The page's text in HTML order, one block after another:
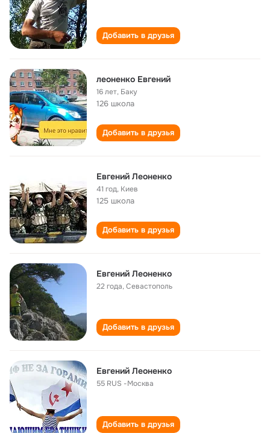
Добавить в друзья
леоненко Евгений
16 лет, Баку
126 школа
Добавить в друзья
Евгений Леоненко
41 год, Киев
125 школа
Добавить в друзья
Евгений Леоненко
22 года,Севастополь
Добавить в друзья
Евгений Леоненко
55 RUS -Москва
Добавить в друзья